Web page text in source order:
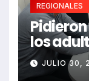
REGIONALES
los
JULIO 30,